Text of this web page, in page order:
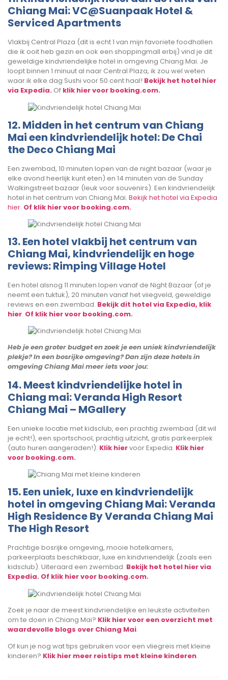
Chiang Mai: VC@Suanpaak Hotel &
Serviced Apartments
Vlakbij Central Plaza (dit is echt 1 van mijn favoriete foodhallen
die ik ooit heb gezin en ook een shoppingmall erbij) vind je dit
geweldige kindvriendelijke hotel in omgeving Chiang Mai. Je
loopt binnen 1 minuut al naar Central Plaza, ik zou wel weten
waar ik elke dag Sushi voor 50 cent haal! Bekijk het hotel hier
via Expedia. Of klik hier voor booking.com.
12. Midden in het centrum van Chiang
Mai een kindvriendelijk hotel: De Chai
the Deco Chiang Mai
Een zwembad, 10 minuten lopen van de night bazaar (waar je
elke avond heerlijk kunt eten) en 14 minuten van de Sunday
Walkingstreet bazaar (leuk voor souvenirs). Een kindvriendelijk
hotel in het centrum van Chiang Mai. Bekijk het hotel via Expedia
hier. Of klik hier voor booking.com.
13. Een hotel vlakbij het centrum van
Chiang Mai, kindvriendelijk en hoge
reviews: Rimping Village Hotel
Een hotel alsnog 11 minuten lopen vanaf de Night Bazaar (of je
neemt een tuktuk), 20 minuten vanaf het viiegveld, geweldige
reviews en een zwembad. Bekijk dit hotel via Expedia, klik
hier. Of klik hier voor booking.com.
Heb je een groter budget en zoek je een uniek kindvriendelijk
plekje? In een bosrijke omgeving? Dan zijn deze hotels in
omgeving Chiang Mai meer iets voor jou:
14. Meest kindvriendelijke hotel in
Chiang mai: Veranda High Resort
Chiang Mai – MGallery
Een unieke locatie met kidsclub, een prachtig zwembad (dit wil
je echt!), een sportschool, prachtig uitzicht, gratis parkeerplek
(auto huren aangeraden!). Klik hiervoor Expedia. Klik hier
voor booking.com.
15. Een uniek, luxe en kindvriendelijk
hotel in omgeving Chiang Mai: Veranda
High Residence By Veranda Chiang Mai
The High Resort
Prachtige bosrijke omgeving, mooie hotelkamers,
parkeerplaats beschikbaar, luxe en kindvriendelijk (zoals een
kidsclub). Uiteraard een zwembad. Bekijk het hotel hier via
Expedia. Of klik hier voor booking.com.
Zoek je naar de meest kindvriendelijke en leukste activiteiten
om te doen in Chiang Mai? Klik hier voor een overzicht met
waardevolle blogs over Chiang Mai.
Of kun je nog wat tips gebruiken voor een vliegreis met kleine
kinderen? Klik hier meer reistips met kleine kinderen.